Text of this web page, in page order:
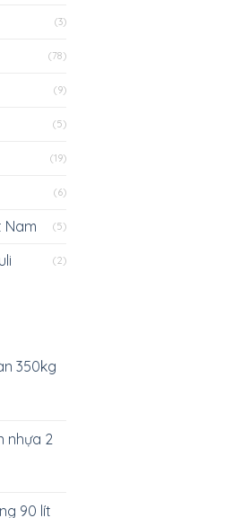
(3)
(78)
(9)
(5)
(19)
(6)
Nam (5)
(2)
350kg
nhựa 2
90 lít